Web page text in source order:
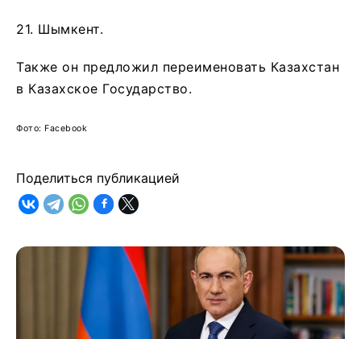
21. Шымкент.
Также он предложил переименовать Казахстан
в Казахское Государство.
Фото: Facebook
Поделиться публикацией